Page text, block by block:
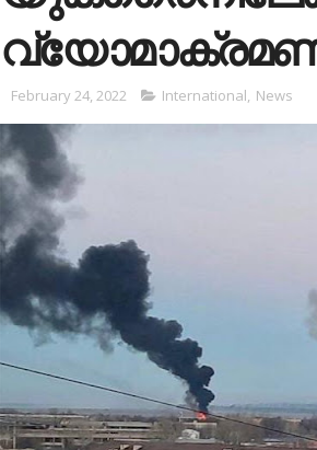
February 24, 2022 International, News